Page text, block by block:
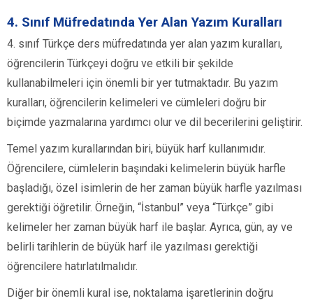
4. Sınıf Müfredatında Yer Alan Yazım Kuralları
4. sınıf Türkçe ders müfredatında yer alan yazım kuralları,
öğrencilerin Türkçeyi doğru ve etkili bir şekilde
kullanabilmeleri için önemli bir yer tutmaktadır. Bu yazım
kuralları, öğrencilerin kelimeleri ve cümleleri doğru bir
biçimde yazmalarına yardımcı olur ve dil becerilerini geliştirir.
Temel yazım kurallarından biri, büyük harf kullanımıdır.
Öğrencilere, cümlelerin başındaki kelimelerin büyük harfle
başladığı, özel isimlerin de her zaman büyük harfle yazılması
gerektiği öğretilir. Örneğin, “İstanbul” veya “Türkçe” gibi
kelimeler her zaman büyük harf ile başlar. Ayrıca, gün, ay ve
belirli tarihlerin de büyük harf ile yazılması gerektiği
öğrencilere hatırlatılmalıdır.
Diğer bir önemli kural ise, noktalama işaretlerinin doğru